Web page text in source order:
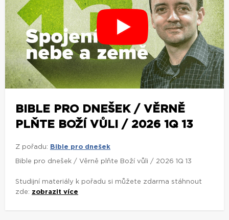
BIBLE PRO DNEŠEK / VĚRNĚ
PLŇTE BOŽÍ VŮLI / 2026 1Q 13
Z pořadu: Bible pro dnešek
Bible pro dnešek / Věrně plňte Boží vůli / 2026 1Q 13
Studijní materiály k pořadu si můžete zdarma stáhnout
zde: zobrazit více